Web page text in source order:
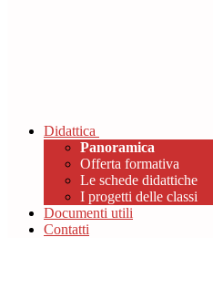
Didattica
Panoramica
Offerta formativa
Le schede didattiche
I progetti delle classi
Documenti utili
Contatti